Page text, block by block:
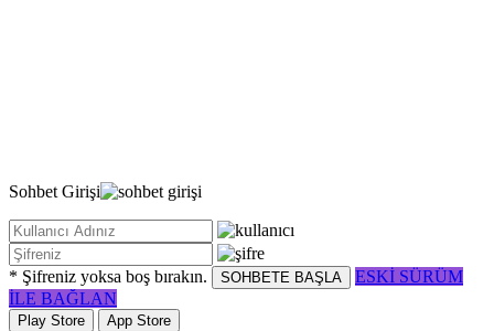
Sohbet Girişi
* Şifreniz yoksa boş bırakın. SOHBETE BAŞLA
ESKİ SÜRÜM
İLE BAĞLAN
Play Store App Store